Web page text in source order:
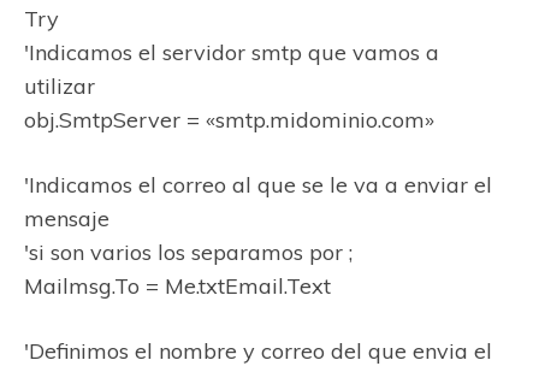
Try
'Indicamos el servidor smtp que vamos a
utilizar
obj.SmtpServer = «smtp.midominio.com»
'Indicamos el correo al que se le va a enviar el
mensaje
'si son varios los separamos por ;
Mailmsg.To = Me.txtEmail.Text
'Definimos el nombre y correo del que envia el